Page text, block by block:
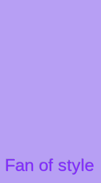
Fan of style